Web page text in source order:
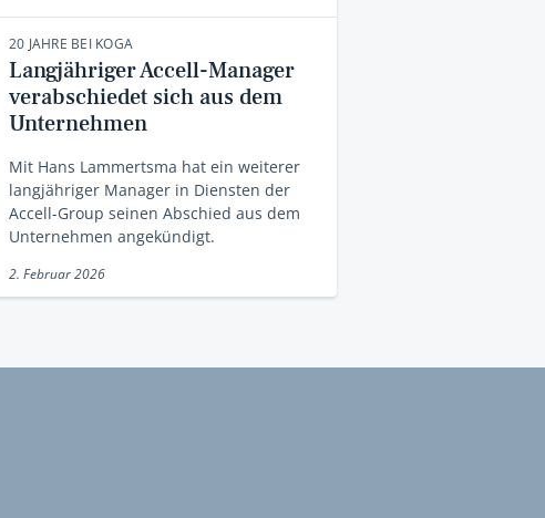
20 JAHRE BEI KOGA
Langjähriger Accell-Manager
verabschiedet sich aus dem
Unternehmen
Mit Hans Lammertsma hat ein weiterer
langjähriger Manager in Diensten der
Accell-Group seinen Abschied aus dem
Unternehmen angekündigt.
2. Februar 2026